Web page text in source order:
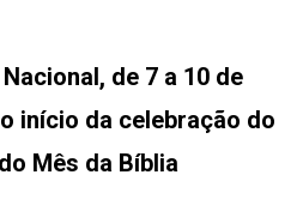
de 7 a 10 de
início da celebração do
Mês da Bíblia